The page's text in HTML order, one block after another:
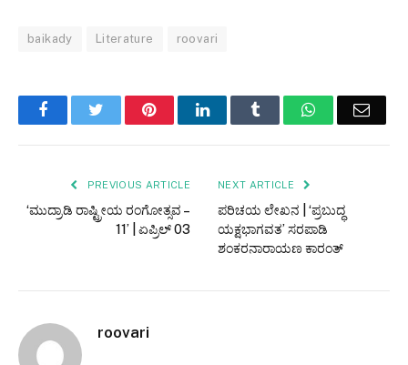
baikady Literature roovari
FacebookTwitter PinterestLinkedInTumblr WhatsAppEmail
PREVIOUS ARTICLE
‘ಮುದ್ರಾಡಿ ರಾಷ್ಟ್ರೀಯ ರಂಗೋತ್ಸವ –
11’ | ಏಪ್ರಿಲ್ 03
NEXT ARTICLE
ಪರಿಚಯ ಲೇಖನ | ‘ಪ್ರಬುದ್ಧ
ಯಕ್ಷಭಾಗವತ’ ಸರಪಾಡಿ
ಶಂಕರನಾರಾಯಣ ಕಾರಂತ್
roovari